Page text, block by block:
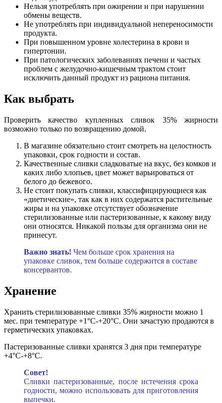
Нельзя употреблять при ожирении и при нарушении
обмены веществ.
Не употреблять при индивидуальной непереносимости
продукта.
При повышенном уровне холестерина в крови и
гипертонии.
При патологических заболеваниях печени и частых
проблем с желудочно-кишечным трактом стоит
исключить данный продукт из рациона питания.
Как выбрать
Проверить качество купленных сливок 35% жирности
возможно только по возвращению домой.
В магазине обязательно стоит смотреть на целостность
упаковки, срок годности и состав.
Качественные сливки сладковатые на вкус, без комков и
каких либо хлопьев, цвет может варьироваться от
белого до бежевого.
Не стоит покупать сливки, классифицирующиеся как
«диетические», так как в них содержатся растительные
жиры и на упаковке отсутствует обозначение
стерилизованные или пастеризованные, к какому виду
они относятся. Никакой пользы для организма они не
принесут.
Важно знать! Чем больше срок хранения на
упаковке сливок, тем больше содержится в составе
консервантов.
Хранение
Хранить стерилизованные сливки 35% жирности можно 1
мес. при температуре +1°C-+20°C. Они зачастую продаются в
герметических упаковках.
Пастеризованные сливки хранятся 3 дня при температуре
+4°C-+8°C.
Совет!
Сливки пастеризованные, после истечения срока
годности, можно использовать для приготовления
выпечки.